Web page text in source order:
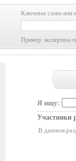
Ключевое слово или
Пример: экспертиза
Я ищу:
Участники
В данном